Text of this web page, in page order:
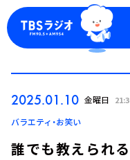
ログイン
2025.01.10 金曜日
バラエティ・お笑い
誰でも教えられ